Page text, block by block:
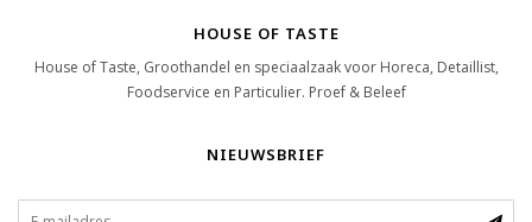
HOUSE OF TASTE
House of Taste, Groothandel en speciaalzaak voor Horeca, Detaillist,
Foodservice en Particulier. Proef & Beleef
NIEUWSBRIEF